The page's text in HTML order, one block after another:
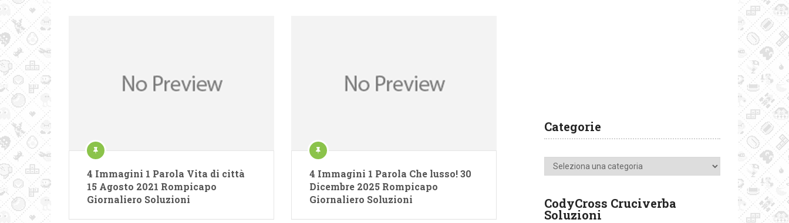
4 Immagini 1 Parola Vita di città
15 Agosto 2021 Rompicapo
Giornaliero Soluzioni
4 Immagini 1 Parola Che lusso! 30
Dicembre 2025 Rompicapo
Giornaliero Soluzioni
Categorie
Categorie
CodyCross Cruciverba
Soluzioni